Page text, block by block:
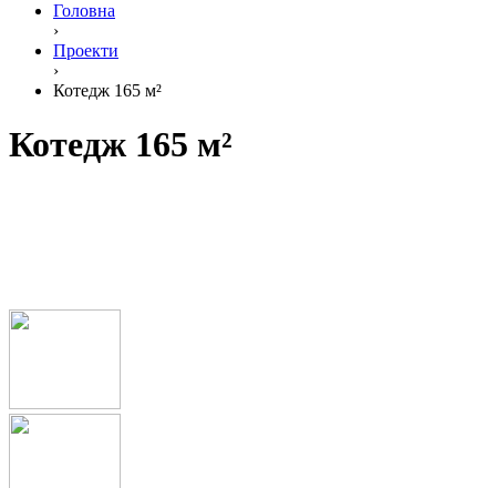
Головна
›
Проекти
›
Котедж 165 м²
Котедж 165 м²